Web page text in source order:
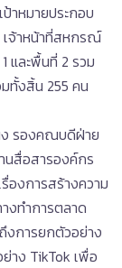
าหมายประกอบ
เจ้าหน้าที่สหกรณ์
และพื้นที่ 2 รวม
ทั้งสิ้น 255 คน
ง รองคณบดีฝ่าย
นสื่อสารองค์กร
องการสร้างความ
งทำการตลาด
งการยกตัวอย่าง
าง TikTok เพื่อ